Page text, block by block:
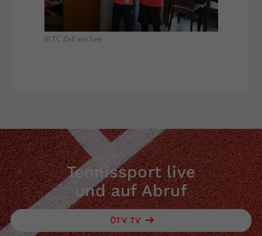
© TC Zell am See
Tennissport live
und auf Abruf
ÖTV TV